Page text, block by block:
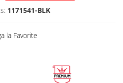
1171541-BLK
la Favorite